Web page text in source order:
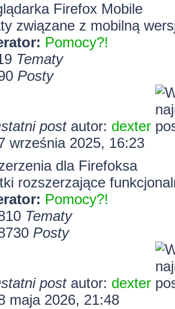
Firefox Mobile
związane z mobilną
Pomocy?!
Tematy
Posty
postautor: dexter
września 2025, 16:23
dla Firefoksa
rozszerzające
Pomocy?!
Tematy
Posty
postautor: dexter
maja 2026, 21:48